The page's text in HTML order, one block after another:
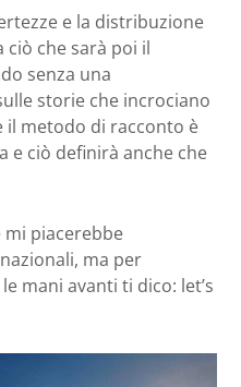
e la distribuzione
ciò che sarà poi il
senza una
storie che incrociano
il metodo di racconto è
e ciò definirà anche che
mi piacerebbe
ma per
mani avanti ti dico: let’s